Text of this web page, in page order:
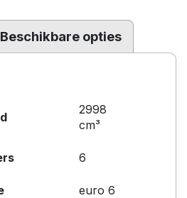
Beschikbare opties
2998
cm³
6
euro 6